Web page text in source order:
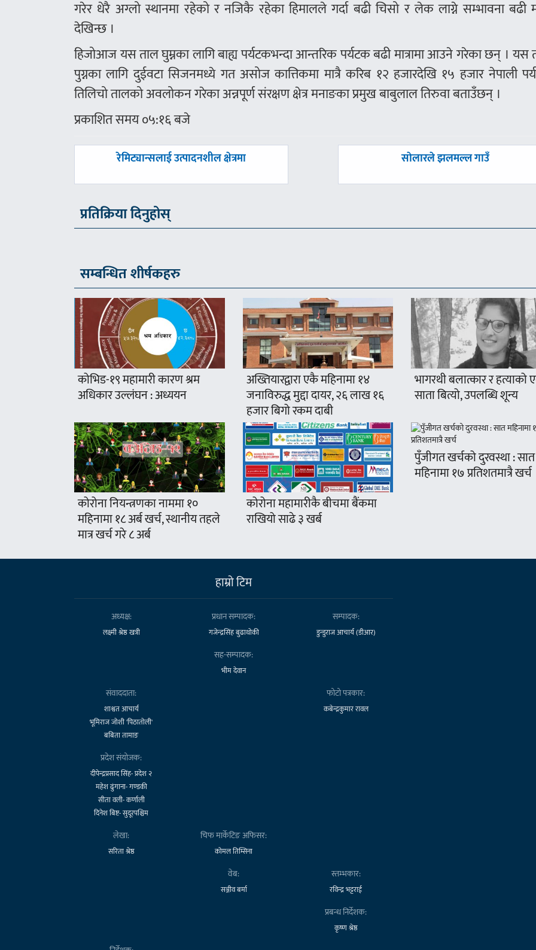
गरेर धेरै अग्लो स्थानमा रहेको र नजिकै रहेका हिमालले गर्दा बढी चिसो र लेक लाग्ने सम्भावना बढी
देखिन्छ ।
हिजोआज यस ताल घुम्नका लागि बाह्य पर्यटकभन्दा आन्तरिक पर्यटक बढी मात्रामा आउने गरेका छन् । यस
पुग्नका लागि दुईवटा सिजनमध्ये गत असोज कात्तिकमा मात्रै करिब १२ हजारदेखि १५ हजार नेपाली
तिलिचो तालको अवलोकन गरेका अन्नपूर्ण संरक्षण क्षेत्र मनाङका प्रमुख बाबुलाल तिरुवा बताउँछन् ।
प्रकाशित समय ०५:१६ बजे
पछिल्लाे
रेमिट्यान्सलाई उत्पादनशील क्षेत्रमा
अघिल्लाे
साेलारले झलमल्ल गाउँ
प्रतिक्रिया दिनुहोस्
सम्बन्धित शीर्षकहरु
कोभिड-१९ महामारी कारण श्रम
अधिकार उल्लंघन : अध्ययन
अख्तियारद्वारा एकै महिनामा १४
जनाविरुद्ध मुद्दा दायर, २६ लाख १६
हजार बिगो रकम दाबी
भागरथी बलात्कार र हत्याको
साता बित्यो, उपलब्धि शून्य
कोरोना नियन्त्रणका नाममा १०
महिनामा १८ अर्ब खर्च, स्थानीय तहले
मात्र खर्च गरे ८ अर्ब
कोरोना महामारीकै बीचमा बैंकमा
राखियो साढे ३ खर्ब
पुँजीगत खर्चको दुरवस्था : सात
महिनामा १७ प्रतिशतमात्रै खर्च
हाम्राे टिम
अध्यक्ष:
लक्ष्मी श्रेष्ठ खत्री
प्रधान सम्पादक:
गजेन्द्रसिंह बुढाथोकी
सम्पादक:
डुन्डुराज आचार्य (डीआर)
सह-सम्पादक:
भीम देवान
संवाददाता:
शाश्वत आचार्य
भूमिराज जोशी 'पिठातोली'
बबिता तामाङ
फोटो पत्रकार:
कबेन्द्रकुमार रावल
प्रदेश संयोजक:
दीपेन्द्रप्रसाद सिंह- प्रदेश २
महेश ढुंगाना- गण्डकी
सीता वली- कर्णाली
दिनेश बिष्ट- सुदूरपश्चिम
लेखा:
सरिता श्रेष्ठ
चिफ मार्केटिङ अफिसर:
कोमल तिम्सिना
वेब:
सञ्जीव बर्मा
स्तम्भकार:
रविन्द्र भट्टराई
प्रबन्ध निर्देशक:
कृष्ण श्रेष्ठ